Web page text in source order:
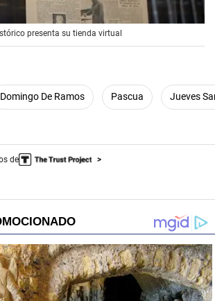
presenta su tienda virtual
Domingo De Ramos Pascua Jueves
de